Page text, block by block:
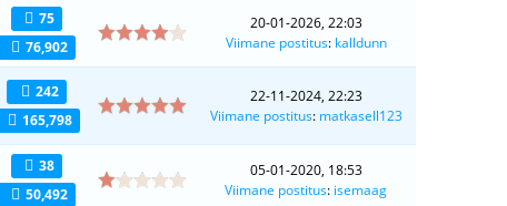
75
76,902
20-01-2026, 22:03
Viimane postitus: kalldunn
242
165,798
22-11-2024, 22:23
Viimane postitus: matkasell123
38
50,492
05-01-2020, 18:53
Viimane postitus: isemaag